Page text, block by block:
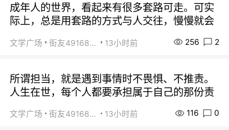
成年人的世界，看起来有很多套路可走。可实
际上，总是用套路的方式与人交往，慢慢就会
文学广场 街友49168527 13小时前 256 2
所谓担当，就是遇到事情时不畏惧、不推责。
人生在世，每个人都要承担属于自己的那份责
文学广场 街友49168527 13小时前 116 0